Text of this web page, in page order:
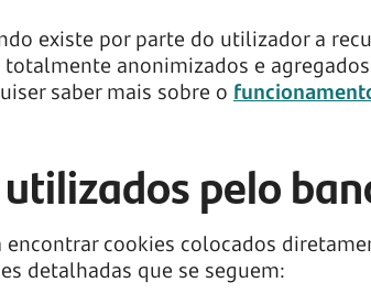
existe por parte do utilizador a
anonimizados e
saber mais sobre o
pelo
cookies colocados
detalhadas que se seguem: